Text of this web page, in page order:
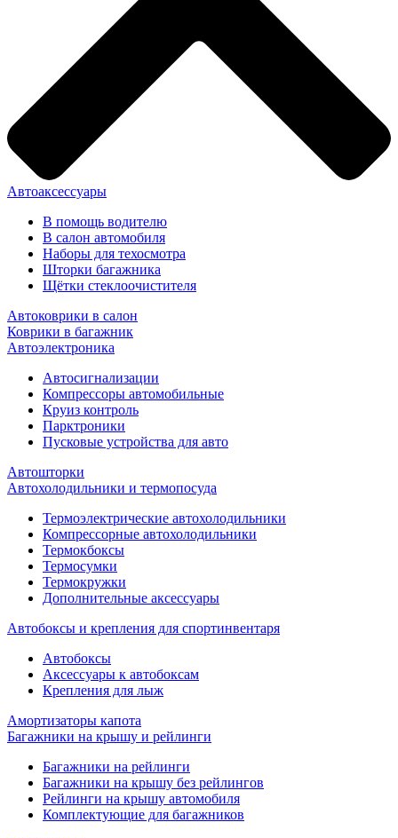
Автоаксессуары
В помощь водителю
В салон автомобиля
Наборы для техосмотра
Шторки багажника
Щётки стеклоочистителя
Автоковрики в салон
Коврики в багажник
Автоэлектроника
Автосигнализации
Компрессоры автомобильные
Круиз контроль
Парктроники
Пусковые устройства для авто
Автошторки
Автохолодильники и термопосуда
Термоэлектрические автохолодильники
Компрессорные автохолодильники
Термокбоксы
Термосумки
Термокружки
Дополнительные аксессуары
Автобоксы и крепления для спортинвентаря
Автобоксы
Аксессуары к автобоксам
Крепления для лыж
Амортизаторы капота
Багажники на крышу и рейлинги
Багажники на рейлинги
Багажники на крышу без рейлингов
Рейлинги на крышу автомобиля
Комплектующие для багажников